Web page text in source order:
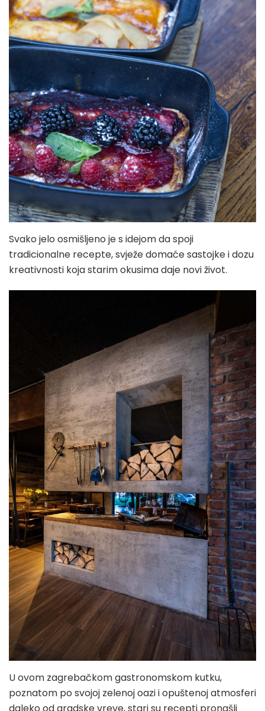
Svako jelo osmišljeno je s idejom da spoji
tradicionalne recepte, svježe domaće sastojke i dozu
kreativnosti koja starim okusima daje novi život.
U ovom zagrebačkom gastronomskom kutku,
poznatom po svojoj zelenoj oazi i opuštenoj atmosferi
daleko od gradske vreve, stari su recepti pronašli